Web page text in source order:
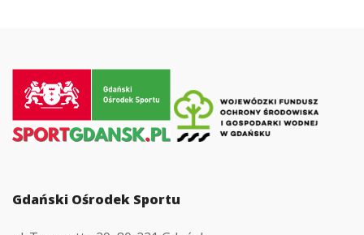
do
strony
głównej
Gdański Ośrodek Sportu